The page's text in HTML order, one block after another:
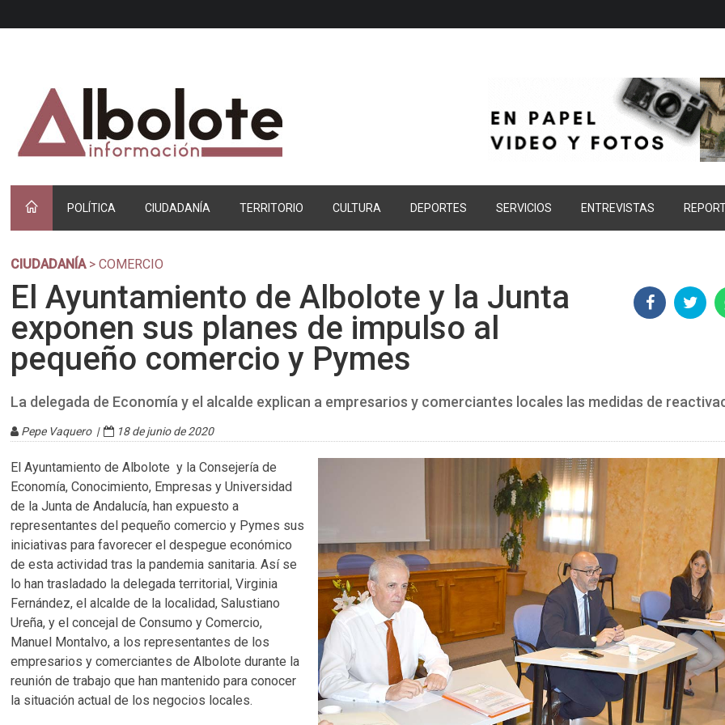
POLÍTICA CIUDADANÍA TERRITORIO CULTURA DEPORTES SERVICIOS ENTREVISTAS
CIUDADANÍA> COMERCIO
El Ayuntamiento de Albolote y la Junta
exponen sus planes de impulso al
pequeño comercio y Pymes
La delegada de Economía y el alcalde explican a empresarios y comerciantes locales las medidas de
Pepe Vaquero | 18 de junio de 2020
El Ayuntamiento de Albolote y la Consejería de
Economía, Conocimiento, Empresas y Universidad
de la Junta de Andalucía, han expuesto a
representantes del pequeño comercio y Pymes sus
iniciativas para favorecer el despegue económico
de esta actividad tras la pandemia sanitaria. Así se
lo han trasladado la delegada territorial, Virginia
Fernández, el alcalde de la localidad, Salustiano
Ureña, y el concejal de Consumo y Comercio,
Manuel Montalvo, a los representantes de los
empresarios y comerciantes de Albolote durante la
reunión de trabajo que han mantenido para conocer
la situación actual de los negocios locales.